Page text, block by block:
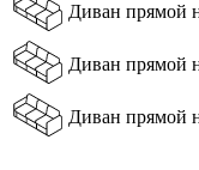
Диван прямой
Диван прямой
Диван прямой